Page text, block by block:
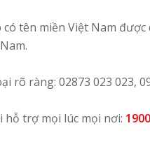
có tên miền Việt Nam
rõ ràng: 02873 023 023,
hỗ trợ mọi lúc mọi nơi: